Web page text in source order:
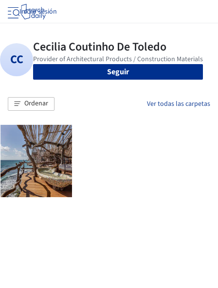
Iniciar sesión
Seguir
Ordenar Ver todas las carpetas